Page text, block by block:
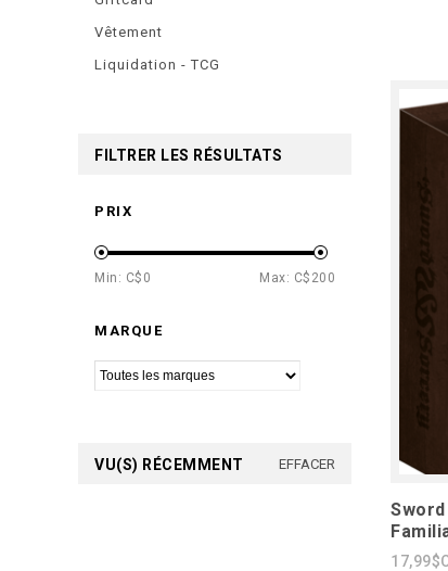
Vêtement
Liquidation - TCG
FILTRER LES RÉSULTATS
PRIX
Min: C$ 0 Max: C$ 200
MARQUE
VU(S) RÉCEMMENT EFFACER